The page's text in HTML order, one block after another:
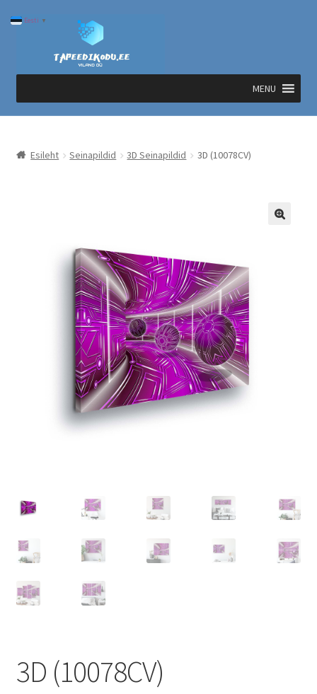
Liigu
navigeerimisele
Liigu
MENU
Esileht Seinapildid 3D Seinapildid 3D (10078CV)
3D (10078CV)
Eesti ▼